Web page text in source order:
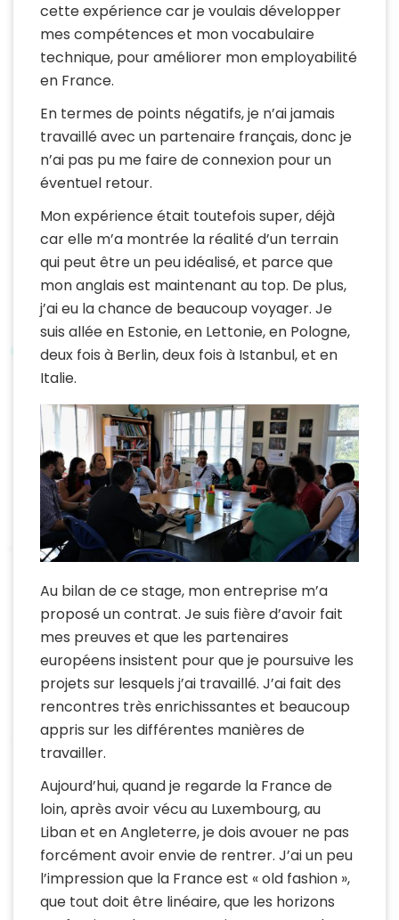
cette expérience car je voulais développer
mes compétences et mon vocabulaire
technique, pour améliorer mon employabilité
en France.
En termes de points négatifs, je n’ai jamais
travaillé avec un partenaire français, donc je
n’ai pas pu me faire de connexion pour un
éventuel retour.
Mon expérience était toutefois super, déjà
car elle m’a montrée la réalité d’un terrain
qui peut être un peu idéalisé, et parce que
mon anglais est maintenant au top. De plus,
j’ai eu la chance de beaucoup voyager. Je
suis allée en Estonie, en Lettonie, en Pologne,
deux fois à Berlin, deux fois à Istanbul, et en
Italie.
Au bilan de ce stage, mon entreprise m’a
proposé un contrat. Je suis fière d’avoir fait
mes preuves et que les partenaires
européens insistent pour que je poursuive les
projets sur lesquels j’ai travaillé. J’ai fait des
rencontres très enrichissantes et beaucoup
appris sur les différentes manières de
travailler.
Aujourd’hui, quand je regarde la France de
loin, après avoir vécu au Luxembourg, au
Liban et en Angleterre, je dois avouer ne pas
forcément avoir envie de rentrer. J’ai un peu
l’impression que la France est « old fashion »,
que tout doit être linéaire, que les horizons